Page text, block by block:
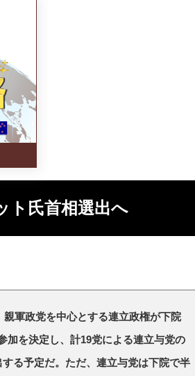
ト氏首相選出へ
軍政党を中心とする連立政権が下院
加を決定し、計19党による連立与党の
る予定だ。ただ、連立与党は下院で半